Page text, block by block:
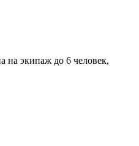
на экипаж до 6 человек,